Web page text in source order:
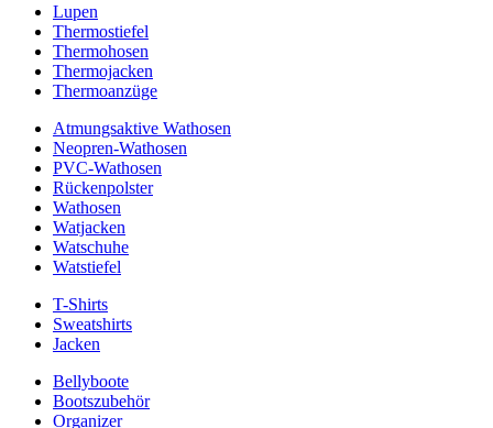
Lupen
Thermostiefel
Thermohosen
Thermojacken
Thermoanzüge
Atmungsaktive Wathosen
Neopren-Wathosen
PVC-Wathosen
Rückenpolster
Wathosen
Watjacken
Watschuhe
Watstiefel
T-Shirts
Sweatshirts
Jacken
Bellyboote
Bootszubehör
Organizer